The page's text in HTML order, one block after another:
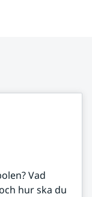
Vad
hur ska du